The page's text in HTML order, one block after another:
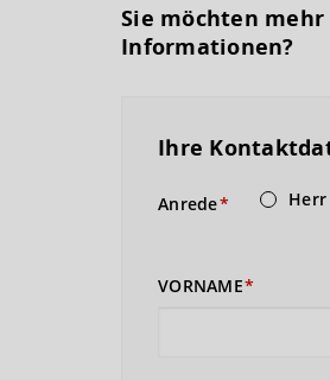
Sie möchten
Informationen?
Ihre
Anrede Herr
VORNAME